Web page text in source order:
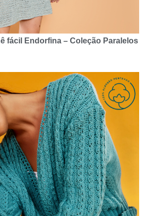
fácil Endorfina – Coleção Paralelos